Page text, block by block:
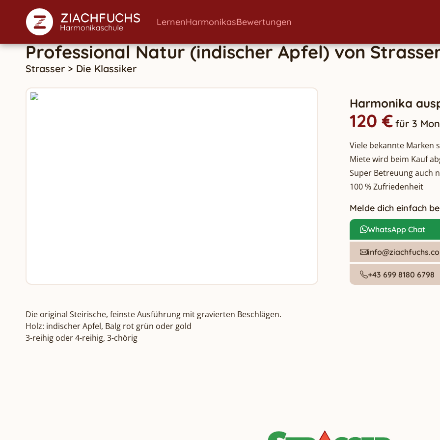
LernenHarmonikasBewertungen
Professional Natur (indischer Apfel)von
Strasser > Die Klassiker
Harmonika
120 € für 3
Viele bekannte Marken
Miete wird beim Kauf
Super Betreuung auch
100 % Zufriedenheit
Melde dich einfach
WhatsApp Chat
+43 699 8180 6798
Die original Steirische, feinste Ausführung mit gravierten Beschlägen.
Holz: indischer Apfel, Balg rot grün oder gold
3-reihig oder 4-reihig, 3-chörig